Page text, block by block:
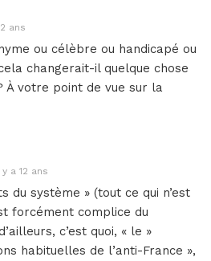
ans
ou célèbre ou handicapé ou
changerait-il quelque chose
À votre point de vue sur la
a 12 ans
du système » (tout ce qui n’est
forcément complice du
c’est quoi, « le »
habituelles de l’anti-France »,